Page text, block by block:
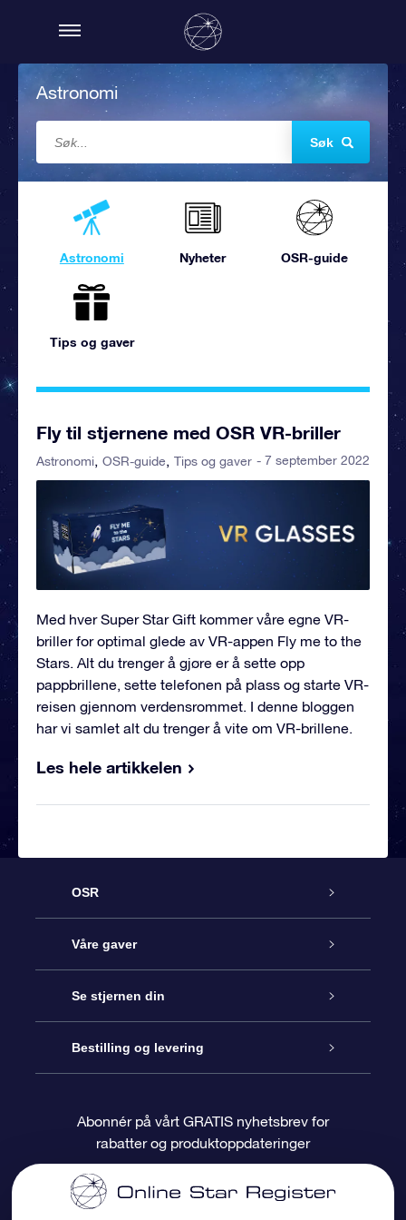
Astronomi
Søk
Astronomi Nyheter OSR-guide
Tips og gaver
Fly til stjernene med OSR VR-briller
Astronomi OSR-guide Tips og gaver - 7 september 2022
Med hver Super Star Gift kommer våre egne VR-
briller for optimal glede av VR-appen Fly me to the
Stars. Alt du trenger å gjøre er å sette opp
pappbrillene, sette telefonen på plass og starte VR-
reisen gjennom verdensrommet. I denne bloggen
har vi samlet alt du trenger å vite om VR-brillene.
Les hele artikkelen
OSR
Kundeservice
Kontakt oss
Bloggen
Anmeldelser
Våre gaver
Online Stjernegave
OSR Gavepakke
OSR-gavekortet
Bedriftsgaver
Se stjernen din
Star Register
Pesontilpasset stjerneside
One Million Stars
Bestilling og levering
Betalingsinformasjon
Fraktinformasjon
Abonnér på vårt GRATIS nyhetsbrev for
rabatter og produktoppdateringer